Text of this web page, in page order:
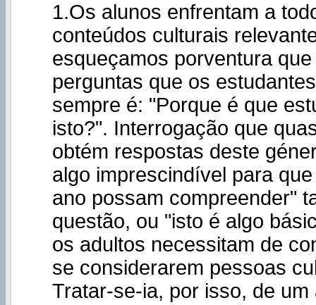
1.Os alunos enfrentam a
conteúdos culturais
esqueçamos porventura
perguntas que os
sempre é: "Porque é que
isto?". Interrogação que
obtém respostas deste
algo imprescindível para
ano possam compreender"
questão, ou "isto é algo
os adultos necessitam de
se considerarem pessoas
Tratar-se-ia, por isso, de um